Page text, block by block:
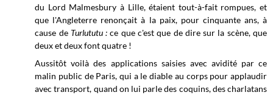
du Lord Malmesbury à Lille, étaient tout-à-fait rompues, et
que l'Angleterre renonçait à la paix, pour cinquante ans, à
cause de Turlututu :ce que c'est que de dire sur la scène, que
deux et deux font quatre !
Aussitôt voilà des applications saisies avec avidité par ce
malin public de Paris, qui a le diable au corps pour applaudir
avec transport, quand on lui parle des coquins, des charlatans